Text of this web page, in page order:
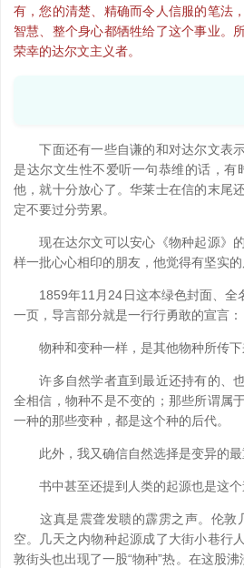
有，您的清楚、精确而令人信服的笔法
智慧、整个身心都牺牲给了这个事业。
荣幸的达尔文主义者。
下面还有一些自谦的和对达尔文表示
是达尔文生性不爱听一句恭维的话，
他，就十分放心了。华莱士在信的末尾
定不要过分劳累。
现在达尔文可以安心《物种起源》的
样一批心心相印的朋友，他觉得有坚实
1859年11月24日这本绿色封面、全
一页，导言部分就是一行行勇敢的宣言：
物种和变种一样，是其他物种所传下
许多自然学者直到最近还持有的、也
全相信，物种不是不变的；那些所谓属
一种的那些变种，都是这个种的后代。
此外，我又确信自然选择是变异的最
书中甚至还提到人类的起源也是这个
这真是震聋发聩的霹雳之声。伦敦
空。几天之内物种起源成了大街小巷行
敦街头也出现了一股“物种”热。在这股